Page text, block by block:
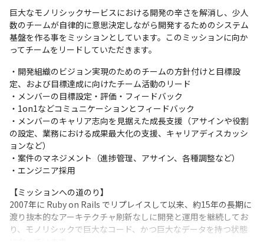
巨大なモノリシックサービスにおける開発の辛さを解消し、少人
数のチームが自律的に意思決定しながら開発するためのシステム
基盤を作る事をミッションとしています。このミッションに向か
ってチームをリードしていただきます。
・開発組織のビジョン実現のためのチームの方針付けと目標設
定、および目標達成に向けたチーム活動のリード
・メンバーの目標設定・評価・フィードバック
・1on1などコミュニケーションとフィードバック
・メンバーのキャリア志向を見据えた成長支援（アサインや役割
の設定、業務における成果最大化の支援、キャリアディスカッシ
ョンなど）
・案件のマネジメント（進捗管理、アサイン、各種調整など）
・エンジニア採用
【ミッションへの道のり】
2007年に Ruby on Rails でリプレイスして以来、約15年の長期に
渡り抜本的なアーキテクチャ刷新なしに開発と運用を継続してお
り、モノリシックで巨大なコード、かつ巨大なデータを持つ状態